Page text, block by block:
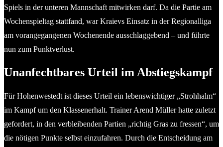
Spiels in der unteren Mannschaft mitwirken darf. Da die Partie am
Wochenspieltag stattfand, war Kraievs Einsatz in der Regionalliga
am vorangegangenen Wochenende ausschlaggebend – und führte
nun zum Punktverlust.
Unanfechtbares Urteil im Abstiegskampf
Für Hohenwestedt ist dieses Urteil ein lebenswichtiger „Strohhalm“
im Kampf um den Klassenerhalt. Trainer Arend Müller hatte zuletzt
gefordert, in den verbleibenden Partien „richtig Gras zu fressen“, um
die nötigen Punkte selbst einzufahren. Durch die Entscheidung am